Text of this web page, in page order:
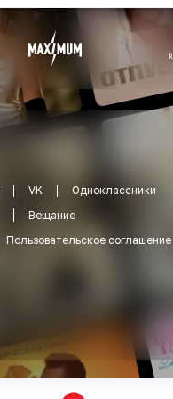
VK
Одноклассники
Вещание
Пользовательское соглашение